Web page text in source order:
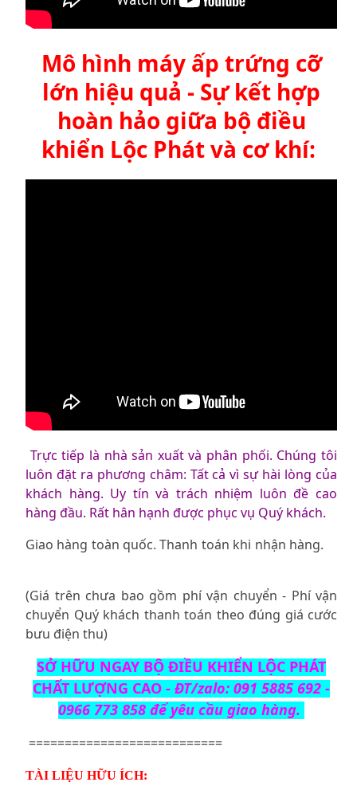
Mô hình máy ấp trứng cỡ
lớn hiệu quả - Sự kết hợp
hoàn hảo giữa bộ điều
khiển Lộc Phát và cơ khí:
Trực tiếp là nhà sản xuất và phân phối. Chúng tôi
luôn đặt ra phương châm: Tất cả vì sự hài lòng của
khách hàng. Uy tín và trách nhiệm luôn đề cao
hàng đầu. Rất hân hạnh được phục vụ Quý khách.
Giao hàng toàn quốc. Thanh toán khi nhận hàng.
(Giá trên chưa bao gồm phí vận chuyển - Phí vận
chuyển Quý khách thanh toán theo đúng giá cước
bưu điện thu)
SỞ HỮU NGAY BỘ ĐIỀU KHIỂN LỘC PHÁT
CHẤT LƯỢNG CAO - ĐT/zalo: 091 5885 692 -
0966 773 858 để yêu cầu giao hàng.
===========================
TÀI LIỆU HỮU ÍCH: